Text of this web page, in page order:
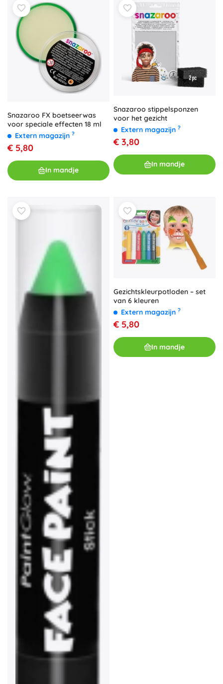
Snazaroo FX boetseerwas
voor speciale effecten 18 ml
Extern magazijn ?
€ 5,80
In mandje
Snazaroo stippelsponzen
voor het gezicht
Extern magazijn ?
€ 3,80
In mandje
Gezichtskleurpotloden – set
van 6 kleuren
Extern magazijn ?
€ 5,80
In mandje